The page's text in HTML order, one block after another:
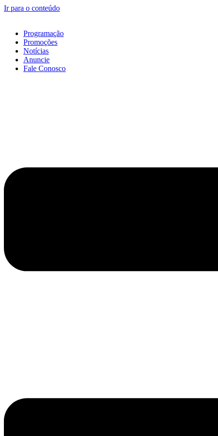
Ir para o conteúdo
Programação
Promoções
Notícias
Anuncie
Fale Conosco